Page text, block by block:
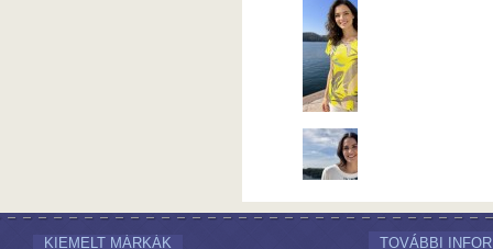
KIEMELT MÁRKÁK TOVÁBBI